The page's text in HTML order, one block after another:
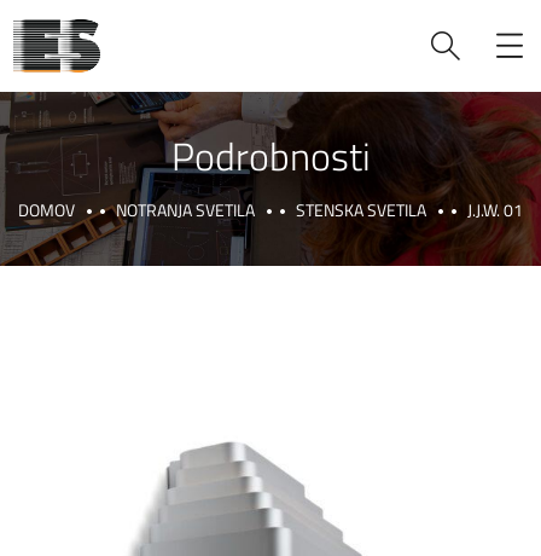
Podrobnosti
DOMOV NOTRANJA SVETILA STENSKA SVETILA J.J.W. 01